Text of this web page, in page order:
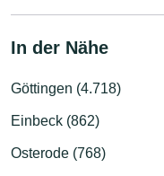
In der Nähe
Göttingen (4.718)
Einbeck (862)
Osterode (768)